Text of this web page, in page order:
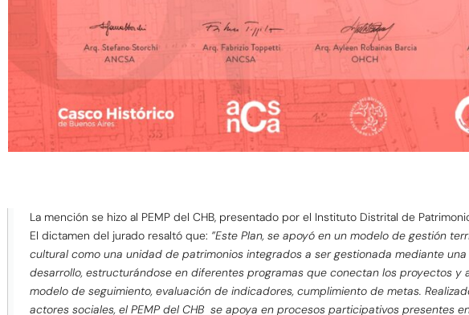
La mención se hizo al PEMP del CHB, presentado por el Instituto Distrital de
El dictamen del jurado resaltó que: ”Este Plan, se apoyó en un modelo de gestión
cultural como una unidad de patrimonios integrados a ser gestionada mediante
desarrollo, estructurándose en diferentes programas que conectan los proyectos y
modelo de seguimiento, evaluación de indicadores, cumplimiento de metas.
actores sociales, el PEMP del CHB se apoya en procesos participativos presentes